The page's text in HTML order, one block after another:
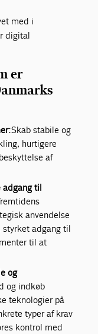
med i
digital
er
Skab stabile og
hurtigere
af
adgang til
anvendelse
adgang til
til at
og
og indkøb
teknologier på
typer af krav
kontrol med